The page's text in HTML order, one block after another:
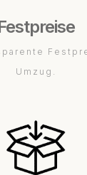
Umzug.